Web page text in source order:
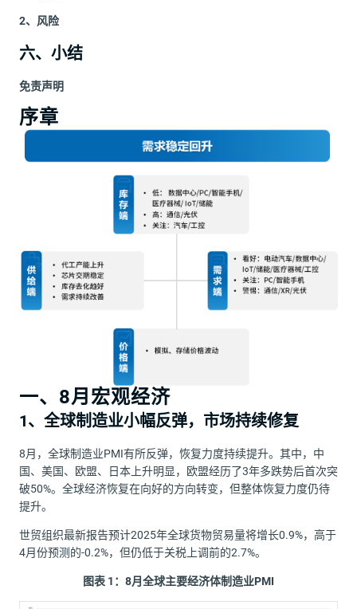
2、风险
六、小结
免责声明
序章
一、 8月宏观经济
1、全球制造业小幅反弹，市场持续修复
8月，全球制造业PMI有所反弹，恢复力度持续提升。其中，中
国、美国、欧盟、日本上升明显，欧盟经历了3年多跌势后首次突
破50%。全球经济恢复在向好的方向转变，但整体恢复力度仍待
提升。
世贸组织最新报告预计2025年全球货物贸易量将增长0.9%，高于
4月份预测的-0.2%，但仍低于关税上调前的2.7%。
图表 1 ： 8月全球主要经济体制造业PMI